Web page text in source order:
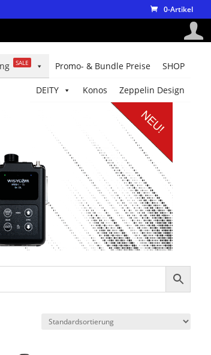
0-Artikel
SHOP
Promo- & Bundle Preise
SALE
Zeppelin Design
Konos
DEITY